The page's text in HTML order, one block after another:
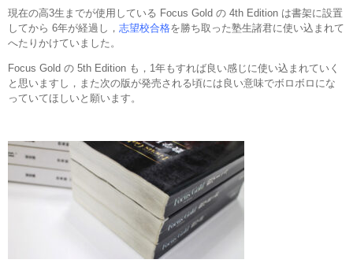
現在の高3生までが使用している Focus Gold の 4th Edition は書架に設置
してから 6年が経過し， 志望校合格を勝ち取った塾生諸君に使い込まれて
へたりかけていました。
Focus Gold の 5th Edition も，1年もすれば良い感じに使い込まれていく
と思いますし，また次の版が発売される頃には良い意味でボロボロにな
っていてほしいと願います。